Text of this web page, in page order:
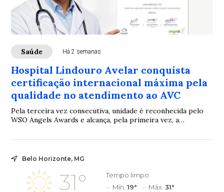
Saúde Há 2 semanas
Hospital Lindouro Avelar conquista
certificação internacional máxima pela
qualidade no atendimento ao AVC
Pela terceira vez consecutiva, unidade é reconhecida pelo
WSO Angels Awards e alcança, pela primeira vez, a
Belo Horizonte, MG
31°
Tempo limpo
Mín. 19° Máx. 31°